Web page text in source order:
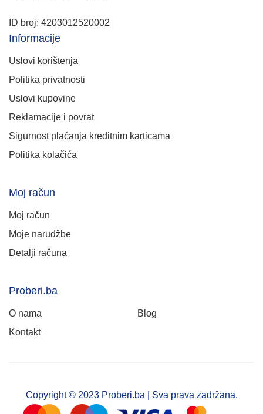
ID broj: 4203012520002
Informacije
Uslovi korištenja
Politika privatnosti
Uslovi kupovine
Reklamacije i povrat
Sigurnost plaćanja kreditnim karticama
Politika kolačića
Moj račun
Moj račun
Moje narudžbe
Detalji računa
Proberi.ba
O nama
Blog
Kontakt
Copyright © 2023 Proberi.ba | Sva prava zadržana.